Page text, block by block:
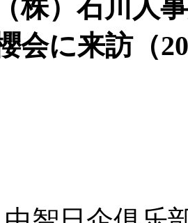
株）石川人
会に来訪（